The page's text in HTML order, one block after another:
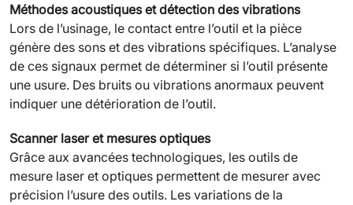
Méthodes acoustiques et détection des vibrations
Lors de l’usinage, le contact entre l’outil et la pièce
génère des sons et des vibrations spécifiques. L’analyse
de ces signaux permet de déterminer si l’outil présente
une usure. Des bruits ou vibrations anormaux peuvent
indiquer une détérioration de l’outil.
Scanner laser et mesures optiques
Grâce aux avancées technologiques, les outils de
mesure laser et optiques permettent de mesurer avec
précision l’usure des outils. Les variations de la